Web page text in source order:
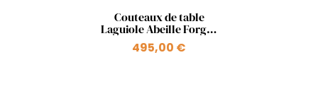
Aperçu rapide
Couteaux de table
Laguiole Abeille Forgée
en thuya
495,00 €